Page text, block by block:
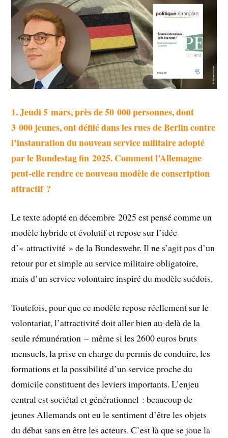
1. Jeudi 5 mars, près de 50 000 personnes, dont
3 000 jeunes, ont défilé dans les rues de Berlin contre
l’instauration du nouveau service militaire adopté
par le Bundestag fin 2025. Comment l’Allemagne
peut-elle rendre ce nouveau modèle de conscription
attractif ?
Le texte adopté en décembre 2025 est pensé comme un
modèle hybride et évolutif et repose sur l’idée
d’« attractivité » de la Bundeswehr. Il ne s’agit pas d’un
retour pur et simple au service militaire obligatoire,
mais d’un service volontaire inspiré du modèle suédois.
Toutefois, pour que ce modèle repose réellement sur le
volontariat, l’attractivité doit aller bien au-delà de la
seule rémunération – même si les 2600 euros bruts
mensuels, la prise en charge du permis de conduire, les
formations et la possibilité d’un service proche du
domicile constituent des leviers importants. L’enjeu
central est sociétal et générationnel : beaucoup de
jeunes Allemands ont eu le sentiment d’être les objets
du débat sans en être les acteurs. C’est là que se joue la